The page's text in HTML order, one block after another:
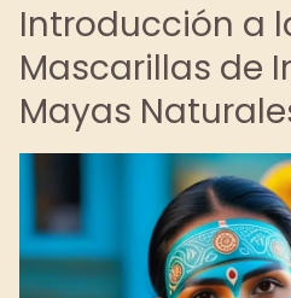
Introducción a
Mascarillas de
Mayas